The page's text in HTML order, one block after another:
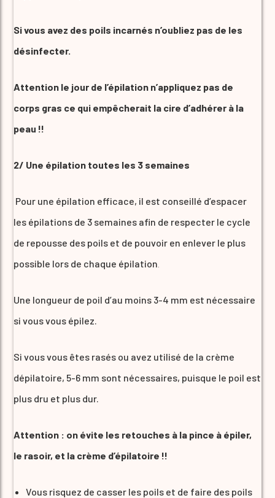
Si vous avez des poils incarnés n’oubliez pas de les
désinfecter.
Attention le jour de l’épilation n’appliquez pas de
corps gras ce qui empêcherait la cire d’adhérer à la
peau !!
2/ Une épilation toutes les 3 semaines
Pour une épilation efficace, il est conseillé d’espacer
les épilations de 3 semaines afin de respecter le cycle
de repousse des poils et de pouvoir en enlever le plus
possible lors de chaque épilation
Une longueur de poil d’au moins 3-4 mm est nécessaire
si vous vous épilez.
Si vous vous êtes rasés ou avez utilisé de la crème
dépilatoire, 5-6 mm sont nécessaires, puisque le poil est
plus dru et plus dur.
Attention : on évite les retouches à la pince à épiler,
le rasoir, et la crème d’épilatoire !!
Vous risquez de casser les poils et de faire des poils